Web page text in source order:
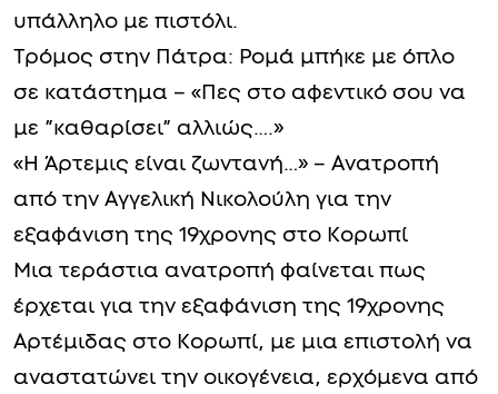
υπάλληλο με πιστόλι.
Τρόμος στην Πάτρα: Ρομά μπήκε με όπλο
σε κατάστημα – «Πες στο αφεντικό σου να
με ”καθαρίσει” αλλιώς….»
«Η Άρτεμις είναι ζωντανή…» – Ανατροπή
από την Αγγελική Νικολούλη για την
εξαφάνιση της 19χρονης στο Κορωπί
Μια τεράστια ανατροπή φαίνεται πως
έρχεται για την εξαφάνιση της 19χρονης
Αρτέμιδας στο Κορωπί, με μια επιστολή να
αναστατώνει την οικογένεια, ερχόμενα από